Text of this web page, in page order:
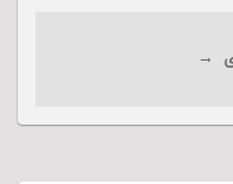
→